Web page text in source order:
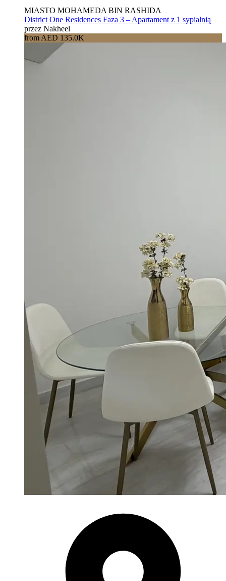
MIASTO MOHAMEDA BIN RASHIDA
District One Residences Faza 3 – Apartament z 1 sypialnią
przez Nakheel
from AED 135.0K